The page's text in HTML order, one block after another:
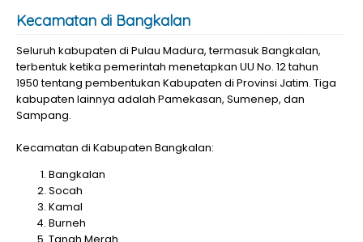
Kecamatan di Bangkalan
Seluruh kabupaten di Pulau Madura, termasuk Bangkalan,
terbentuk ketika pemerintah menetapkan UU No. 12 tahun
1950 tentang pembentukan Kabupaten di Provinsi Jatim. Tiga
kabupaten lainnya adalah Pamekasan, Sumenep, dan
Sampang.
Kecamatan di Kabupaten Bangkalan:
Bangkalan
Socah
Kamal
Burneh